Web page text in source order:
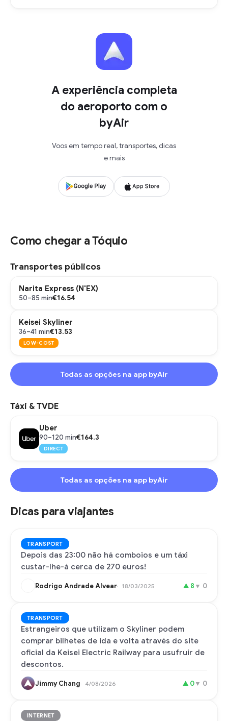
A experiência completa
do aeroporto com o
byAir
Voos em tempo real, transportes, dicas
e mais
Como chegar a Tóquio
Transportes públicos
Narita Express (N'EX)
50–85 min€16.54
Keisei Skyliner
36–41 min€13.53
LOW-COST
Todas as opções na app byAir
Táxi & TVDE
Uber
90–120 min€164.3
DIRECT
Todas as opções na app byAir
Dicas para viajantes
TRANSPORT
Depois das 23:00 não há comboios e um táxi
custar-lhe-á cerca de 270 euros!
Rodrigo Andrade Alvear 18/03/2025 ▲ 8 ▼ 0
TRANSPORT
Estrangeiros que utilizam o Skyliner podem
comprar bilhetes de ida e volta através do site
oficial da Keisei Electric Railway para usufruir de
descontos.
Jimmy Chang 4/08/2026 ▲ 0▼ 0
INTERNET